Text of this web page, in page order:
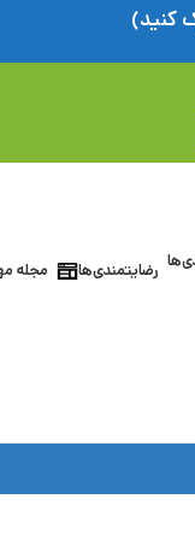
کنید)
رضایتمندی‌ها مجله